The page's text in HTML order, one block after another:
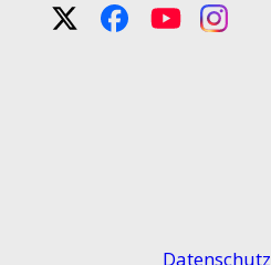
Datenschutz